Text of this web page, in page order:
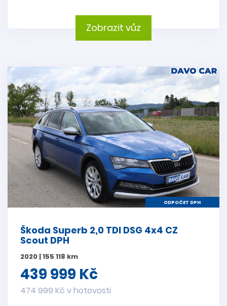
Zobrazit vůz
ODPOČET DPH
Škoda Superb 2,0 TDI DSG 4x4 CZ
Scout DPH
2020 | 155 118 km
439 999 Kč
474 999 Kč v hotovosti